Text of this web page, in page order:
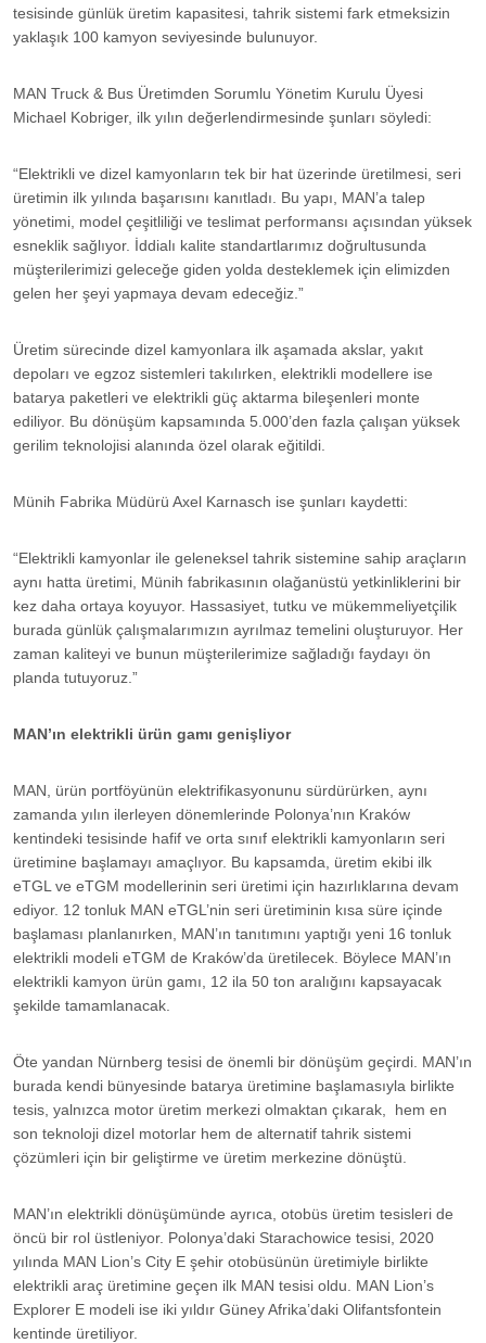
tesisinde günlük üretim kapasitesi, tahrik sistemi fark etmeksizin
yaklaşık 100 kamyon seviyesinde bulunuyor.
MAN Truck & Bus Üretimden Sorumlu Yönetim Kurulu Üyesi
Michael Kobriger, ilk yılın değerlendirmesinde şunları söyledi:
“Elektrikli ve dizel kamyonların tek bir hat üzerinde üretilmesi, seri
üretimin ilk yılında başarısını kanıtladı. Bu yapı, MAN’a talep
yönetimi, model çeşitliliği ve teslimat performansı açısından yüksek
esneklik sağlıyor. İddialı kalite standartlarımız doğrultusunda
müşterilerimizi geleceğe giden yolda desteklemek için elimizden
gelen her şeyi yapmaya devam edeceğiz.”
Üretim sürecinde dizel kamyonlara ilk aşamada akslar, yakıt
depoları ve egzoz sistemleri takılırken, elektrikli modellere ise
batarya paketleri ve elektrikli güç aktarma bileşenleri monte
ediliyor. Bu dönüşüm kapsamında 5.000’den fazla çalışan yüksek
gerilim teknolojisi alanında özel olarak eğitildi.
Münih Fabrika Müdürü Axel Karnasch ise şunları kaydetti:
“Elektrikli kamyonlar ile geleneksel tahrik sistemine sahip araçların
aynı hatta üretimi, Münih fabrikasının olağanüstü yetkinliklerini bir
kez daha ortaya koyuyor. Hassasiyet, tutku ve mükemmeliyetçilik
burada günlük çalışmalarımızın ayrılmaz temelini oluşturuyor. Her
zaman kaliteyi ve bunun müşterilerimize sağladığı faydayı ön
planda tutuyoruz.”
MAN’ın elektrikli ürün gamı genişliyor
MAN, ürün portföyünün elektrifikasyonunu sürdürürken, aynı
zamanda yılın ilerleyen dönemlerinde Polonya’nın Kraków
kentindeki tesisinde hafif ve orta sınıf elektrikli kamyonların seri
üretimine başlamayı amaçlıyor. Bu kapsamda, üretim ekibi ilk
eTGL ve eTGM modellerinin seri üretimi için hazırlıklarına devam
ediyor. 12 tonluk MAN eTGL’nin seri üretiminin kısa süre içinde
başlaması planlanırken, MAN’ın tanıtımını yaptığı yeni 16 tonluk
elektrikli modeli eTGM de Kraków’da üretilecek. Böylece MAN’ın
elektrikli kamyon ürün gamı, 12 ila 50 ton aralığını kapsayacak
şekilde tamamlanacak.
Öte yandan Nürnberg tesisi de önemli bir dönüşüm geçirdi. MAN’ın
burada kendi bünyesinde batarya üretimine başlamasıyla birlikte
tesis, yalnızca motor üretim merkezi olmaktan çıkarak, hem en
son teknoloji dizel motorlar hem de alternatif tahrik sistemi
çözümleri için bir geliştirme ve üretim merkezine dönüştü.
MAN’ın elektrikli dönüşümünde ayrıca, otobüs üretim tesisleri de
öncü bir rol üstleniyor. Polonya’daki Starachowice tesisi, 2020
yılında MAN Lion’s City E şehir otobüsünün üretimiyle birlikte
elektrikli araç üretimine geçen ilk MAN tesisi oldu. MAN Lion’s
Explorer E modeli ise iki yıldır Güney Afrika’daki Olifantsfontein
kentinde üretiliyor.